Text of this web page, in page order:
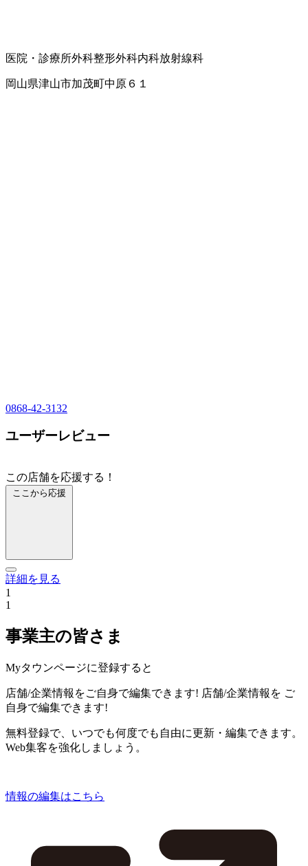
医院・診療所外科整形外科内科放射線科
岡山県津山市加茂町中原６１
0868-42-3132
ユーザーレビュー
この店舗を応援する！
ここから応援
詳細を見る
1
1
事業主の皆さま
Myタウンページに登録すると
店舗/企業情報をご自身で編集できます! 店舗/企業情報を ご
自身で編集できます!
無料登録で、いつでも何度でも自由に更新・編集できます。
Web集客を強化しましょう。
情報の編集はこちら